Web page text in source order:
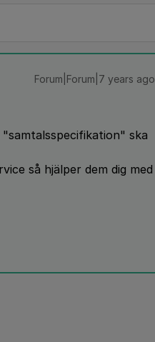
Forum|Forum|7 years ago
ska
så hjälper dem dig med